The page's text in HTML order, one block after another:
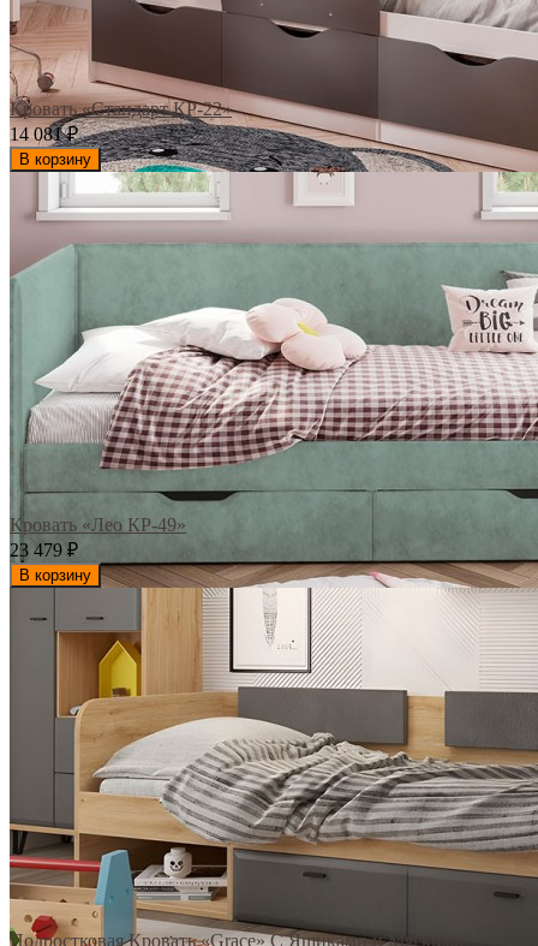
Кровать «Стандарт КР-22»
14 081₽
В корзину
Кровать «Лео КР-49»
23 479 ₽
В корзину
Подростковая Кровать «Grace» С Ящиками и Мягкими